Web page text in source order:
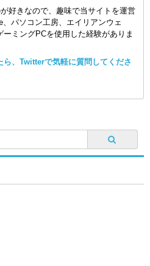
好きなので、趣味で当サイトを運営
パソコン工房、エイリアンウェ
ミングPCを使用した経験がありま
、Twitterで気軽に質問してくださ